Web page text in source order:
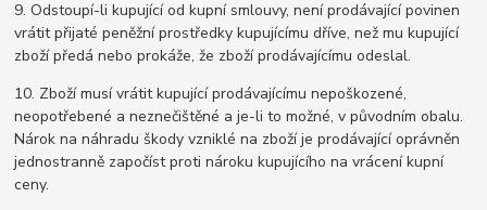
9. Odstoupí-li kupující od kupní smlouvy, není prodávající povinen
vrátit přijaté peněžní prostředky kupujícímu dříve, než mu kupující
zboží předá nebo prokáže, že zboží prodávajícímu odeslal.
10. Zboží musí vrátit kupující prodávajícímu nepoškozené,
neopotřebené a neznečištěné a je-li to možné, v původním obalu.
Nárok na náhradu škody vzniklé na zboží je prodávající oprávněn
jednostranně započíst proti nároku kupujícího na vrácení kupní
ceny.